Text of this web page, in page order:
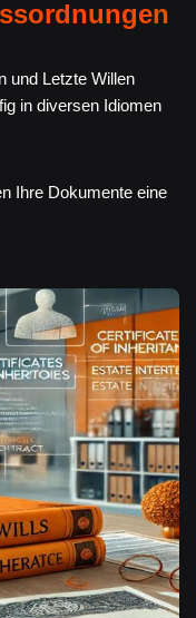
und Letzte Willen
in diversen Idiomen
Ihre Dokumente eine